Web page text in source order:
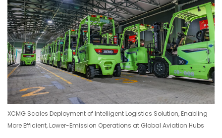
XCMG Scales Deployment of Intelligent Logistics Solution, Enabling
More Efficient, Lower-Emission Operations at Global Aviation Hubs